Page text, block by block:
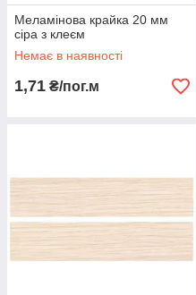
Меламінова крайка 20 мм
сіра з клеєм
Немає в наявності
1,71 ₴/пог.м